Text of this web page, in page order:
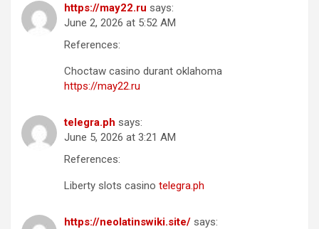
https://may22.ru says:
June 2, 2026 at 5:52 AM
References:
Choctaw casino durant oklahoma
https://may22.ru
telegra.ph says:
June 5, 2026 at 3:21 AM
References:
Liberty slots casino telegra.ph
https://neolatinswiki.site/ says: